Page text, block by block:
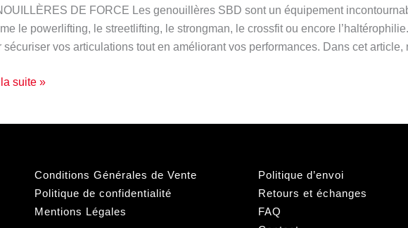
DE FORCE Les genouillères SBD sont un équipement
le powerlifting, le streetlifting, le strongman, le crossfit ou encore
sécuriser vos articulations tout en améliorant vos performances. Dans cet article,
suite »
Conditions Générales de Vente
Politique de confidentialité
Mentions Légales
Politique d’envoi
Retours et échanges
FAQ